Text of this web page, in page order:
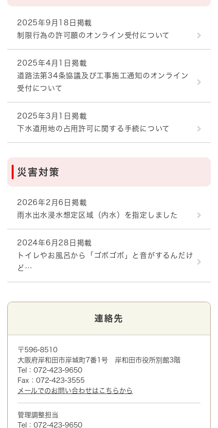
2025年9月18日掲載
制限行為の許可願のオンライン受付について
2025年4月1日掲載
道路法第34条協議及び工事施工通知のオンライン
受付について
2025年3月1日掲載
下水道用地の占用許可に関する手続について
災害対策
2026年2月6日掲載
雨水出水浸水想定区域（内水）を指定しました
2024年6月28日掲載
トイレやお風呂から「ゴボゴボ」と音がするんだけ
ど…
連絡先
〒596-8510
大阪府岸和田市岸城町7番1号 岸和田市役所別館3階
Tel：072-423-9650
Fax：072-423-3555
メールでのお問い合わせはこちらから
管理調整担当
Tel：072-423-9650